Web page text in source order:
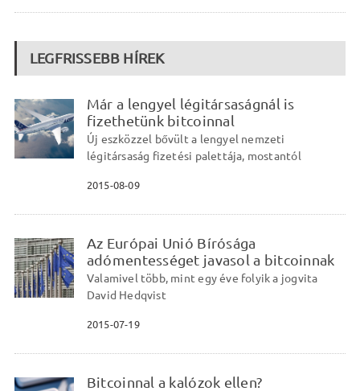
LEGFRISSEBB HÍREK
Már a lengyel légitársaságnál is
fizethetünk bitcoinnal
Új eszközzel bővült a lengyel nemzeti
légitársaság fizetési palettája, mostantól
2015-08-09
Az Európai Unió Bírósága
adómentességet javasol a bitcoinnak
Valamivel több, mint egy éve folyik a jogvita
David Hedqvist
2015-07-19
Bitcoinnal a kalózok ellen?